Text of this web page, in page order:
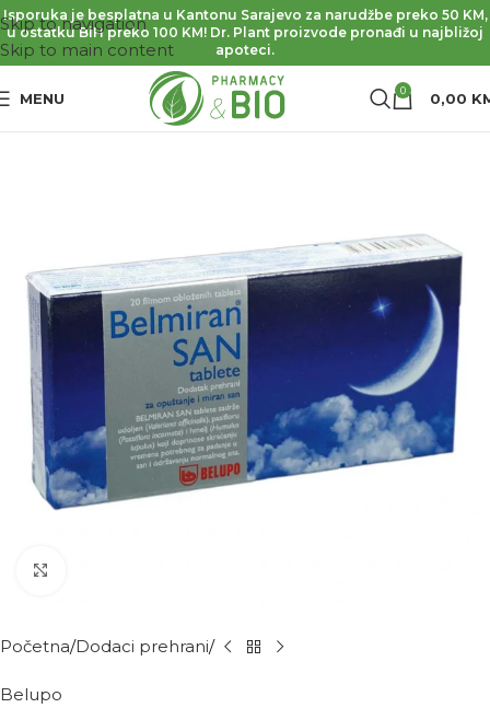
Skip to navigation
Skip to main content
Isporuka je besplatna u Kantonu Sarajevo za narudžbe preko 50 KM,
u ostatku BiH preko 100 KM! Dr. Plant proizvode pronađi u najbližoj
apoteci.
MENU 0 0,00
Početna Dodaci prehrani
Belupo